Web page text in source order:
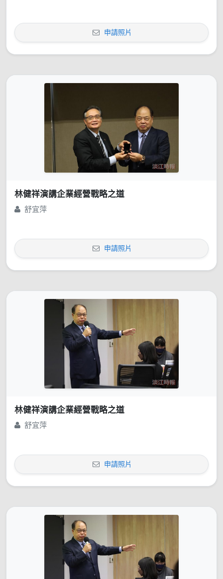
申請照片
林健祥演講企業經營戰略之道
舒宜萍
申請照片
林健祥演講企業經營戰略之道
舒宜萍
申請照片